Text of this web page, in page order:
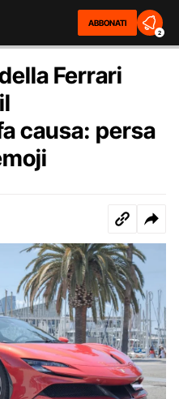
ABBONATI
2
Ferrari
causa: persa